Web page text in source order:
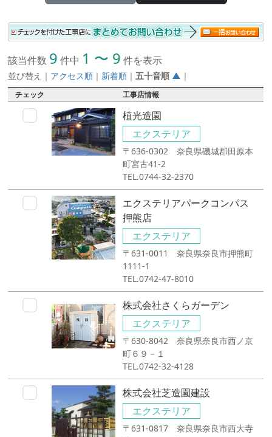
該当件数 9 件中 1 〜 9 件を表示
並び替え ｜ アクセス順 ｜ 新着順 ｜五十音順 ▲ ｜
チェック 工事店情報
植光造園
エクステリア
〒636-0302 奈良県磯城郡田原本
町宮古41-2
TEL.0744-32-2370
エクステリアパークコンパス
押熊店
エクステリア
〒631-0011 奈良県奈良市押熊町
1111-1
TEL.0742-47-8010
株式会社さくらガーデン
エクステリア
〒630-8042 奈良県奈良市西ノ京
町６９－１
TEL.0742-32-4128
株式会社芝造園建設
エクステリア
〒631-0817 奈良県奈良市西大寺